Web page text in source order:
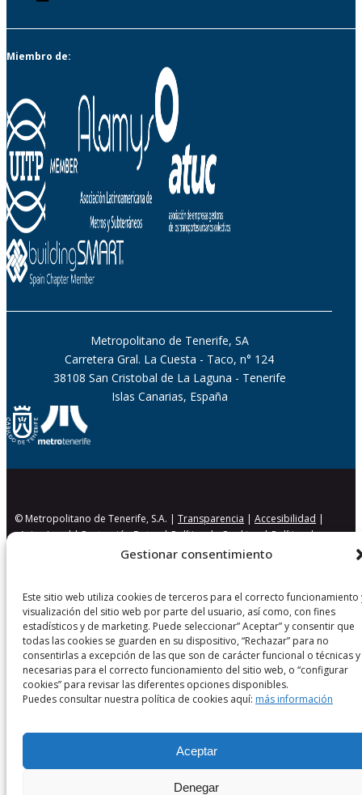
Gestionar consentimiento
Este sitio web utiliza cookies de terceros para el correcto funcionamiento
visualización del sitio web por parte del usuario, así como, con fines
estadísticos y de marketing. Puede seleccionar” Aceptar” y consentir que
todas las cookies se guarden en su dispositivo, “Rechazar” para no
consentirlas a excepción de las que son de carácter funcional o técnicas y
necesarias para el correcto funcionamiento del sitio web, o “configurar
cookies” para revisar las diferentes opciones disponibles.
Puedes consultar nuestra política de cookies aquí: más información
Aceptar
Denegar
Miembro de:
Metropolitano de Tenerife, SA
Carretera Gral. La Cuesta - Taco, n° 124
38108 San Cristobal de La Laguna - Tenerife
Islas Canarias, España
© Metropolitano de Tenerife, S.A. |Transparencia |Accesibilidad |
Aviso Legal|Protección Datos|Política de Cookies|Política de
Seguridad